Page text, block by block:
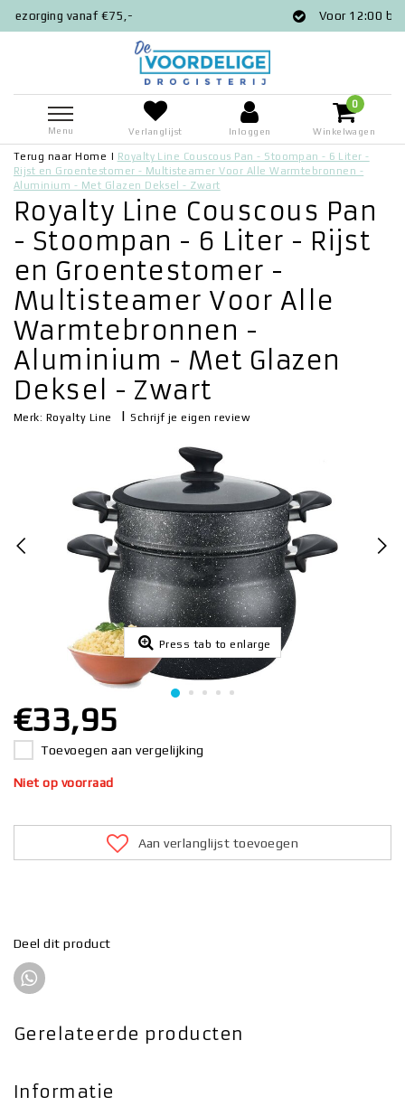
Voor 12:00 besteld = zelfde dag
Menu Verlanglijst Inloggen
0
Winkelwagen
Terug naar Home | Royalty Line Couscous Pan - Stoompan - 6 Liter -
Rijst en Groentestomer - Multisteamer Voor Alle Warmtebronnen -
Aluminium - Met Glazen Deksel - Zwart
Royalty Line Couscous Pan
- Stoompan - 6 Liter - Rijst
en Groentestomer -
Multisteamer Voor Alle
Warmtebronnen -
Aluminium - Met Glazen
Deksel - Zwart
Merk: Royalty Line |Schrijf je eigen review
Press tab to enlarge
€33,95
Toevoegen aan vergelijking
Niet op voorraad
Aan verlanglijst toevoegen
Deel dit product
Gerelateerde producten
Informatie